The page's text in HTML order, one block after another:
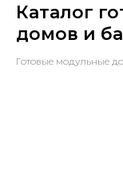
Каталог
домов и
Готовые модульные